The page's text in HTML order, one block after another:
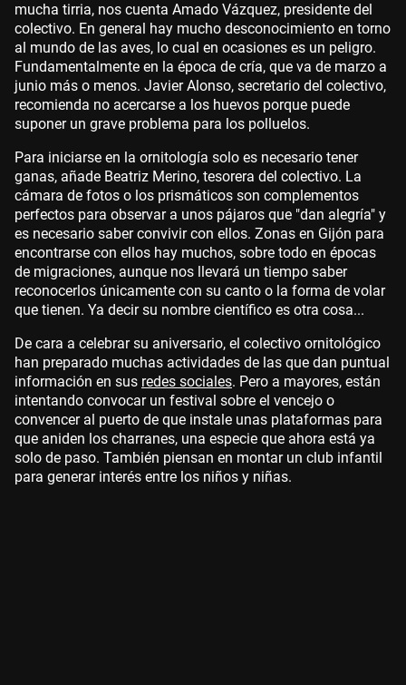
mucha tirria, nos cuenta Amado Vázquez, presidente del
colectivo. En general hay mucho desconocimiento en torno
al mundo de las aves, lo cual en ocasiones es un peligro.
Fundamentalmente en la época de cría, que va de marzo a
junio más o menos. Javier Alonso, secretario del colectivo,
recomienda no acercarse a los huevos porque puede
suponer un grave problema para los polluelos.
Para iniciarse en la ornitología solo es necesario tener
ganas, añade Beatriz Merino, tesorera del colectivo. La
cámara de fotos o los prismáticos son complementos
perfectos para observar a unos pájaros que "dan alegría" y
es necesario saber convivir con ellos. Zonas en Gijón para
encontrarse con ellos hay muchos, sobre todo en épocas
de migraciones, aunque nos llevará un tiempo saber
reconocerlos únicamente con su canto o la forma de volar
que tienen. Ya decir su nombre científico es otra cosa...
De cara a celebrar su aniversario, el colectivo ornitológico
han preparado muchas actividades de las que dan puntual
información en sus redes sociales. Pero a mayores, están
intentando convocar un festival sobre el vencejo o
convencer al puerto de que instale unas plataformas para
que aniden los charranes, una especie que ahora está ya
solo de paso. También piensan en montar un club infantil
para generar interés entre los niños y niñas.